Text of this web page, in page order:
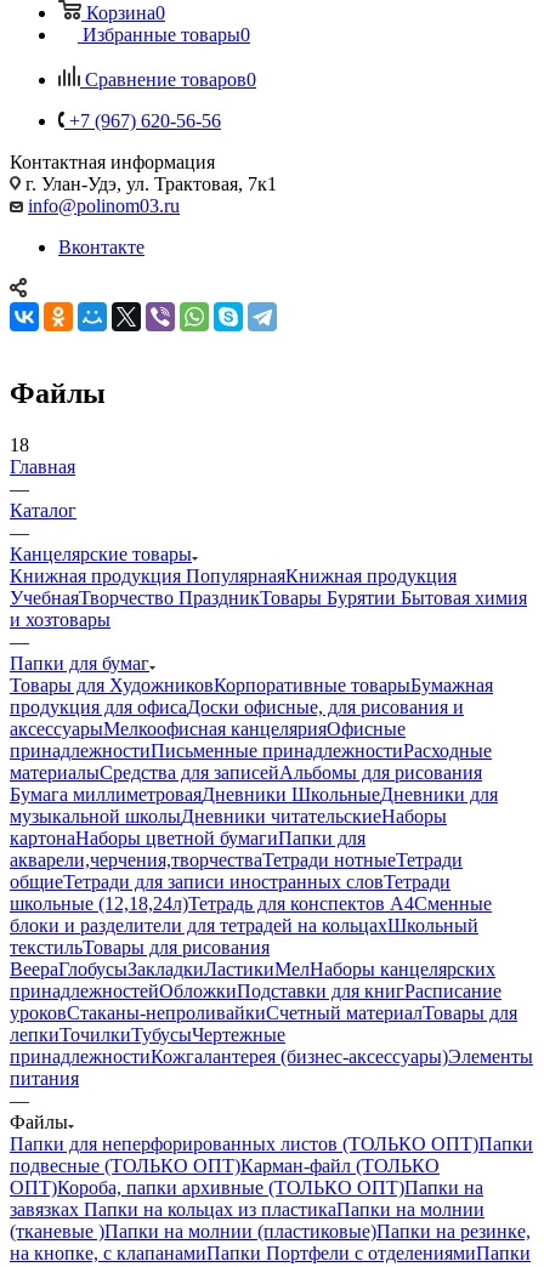
Корзина0
Избранные товары0
Сравнение товаров0
+7 (967) 620-56-56
Контактная информация
г. Улан-Удэ, ул. Трактовая, 7к1
info@polinom03.ru
Вконтакте
Файлы
18
Главная
—
Каталог
—
Канцелярские товары
Книжная продукция ПопулярнаяКнижная продукция
УчебнаяТворчество ПраздникТовары Бурятии Бытовая химия
и хозтовары
—
Папки для бумаг
Товары для ХудожниковКорпоративные товарыБумажная
продукция для офисаДоски офисные, для рисования и
аксессуарыМелкоофисная канцелярияОфисные
принадлежностиПисьменные принадлежностиРасходные
материалыСредства для записейАльбомы для рисования
Бумага миллиметроваяДневники ШкольныеДневники для
музыкальной школыДневники читательскиеНаборы
картонаНаборы цветной бумагиПапки для
акварели,черчения,творчестваТетради нотныеТетради
общиеТетради для записи иностранных словТетради
школьные (12,18,24л)Тетрадь для конспектов А4Сменные
блоки и разделители для тетрадей на кольцахШкольный
текстильТовары для рисования
ВеераГлобусыЗакладкиЛастикиМелНаборы канцелярских
принадлежностейОбложкиПодставки для книгРасписание
уроковСтаканы-непроливайкиСчетный материалТовары для
лепкиТочилкиТубусыЧертежные
принадлежностиКожгалантерея (бизнес-аксессуары)Элементы
питания
—
Файлы
Папки для неперфорированных листов (ТОЛЬКО ОПТ)Папки
подвесные (ТОЛЬКО ОПТ)Карман-файл (ТОЛЬКО
ОПТ)Короба, папки архивные (ТОЛЬКО ОПТ)Папки на
завязках Папки на кольцах из пластикаПапки на молнии
(тканевые )Папки на молнии (пластиковые)Папки на резинке,
на кнопке, с клапанамиПапки Портфели с отделениямиПапки